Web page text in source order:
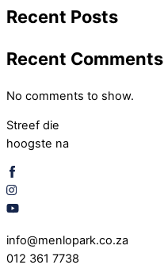
Recent Posts
Recent Comments
No comments to show.
Streef die
hoogste na
info@menlopark.co.za
012 361 7738